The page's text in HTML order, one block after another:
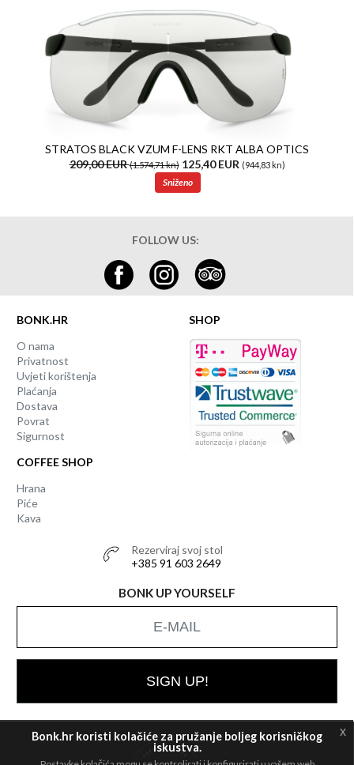
STRATOS BLACK VZUM F-LENS RKT ALBA OPTICS
209,00 EUR(1.574,71 kn)125,40 EUR (944,83 kn)
Sniženo
FOLLOW US:
BONK.HR
O nama
Privatnost
Uvjeti korištenja
Plaćanja
Dostava
Povrat
Sigurnost
COFFEE SHOP
Hrana
Piće
Kava
SHOP
Rezerviraj svoj stol
+385 91 603 2649
BONK UP YOURSELF
SIGN UP!
Bonk.hr koristi kolačiće za pružanje boljeg korisničkog
iskustva.
x